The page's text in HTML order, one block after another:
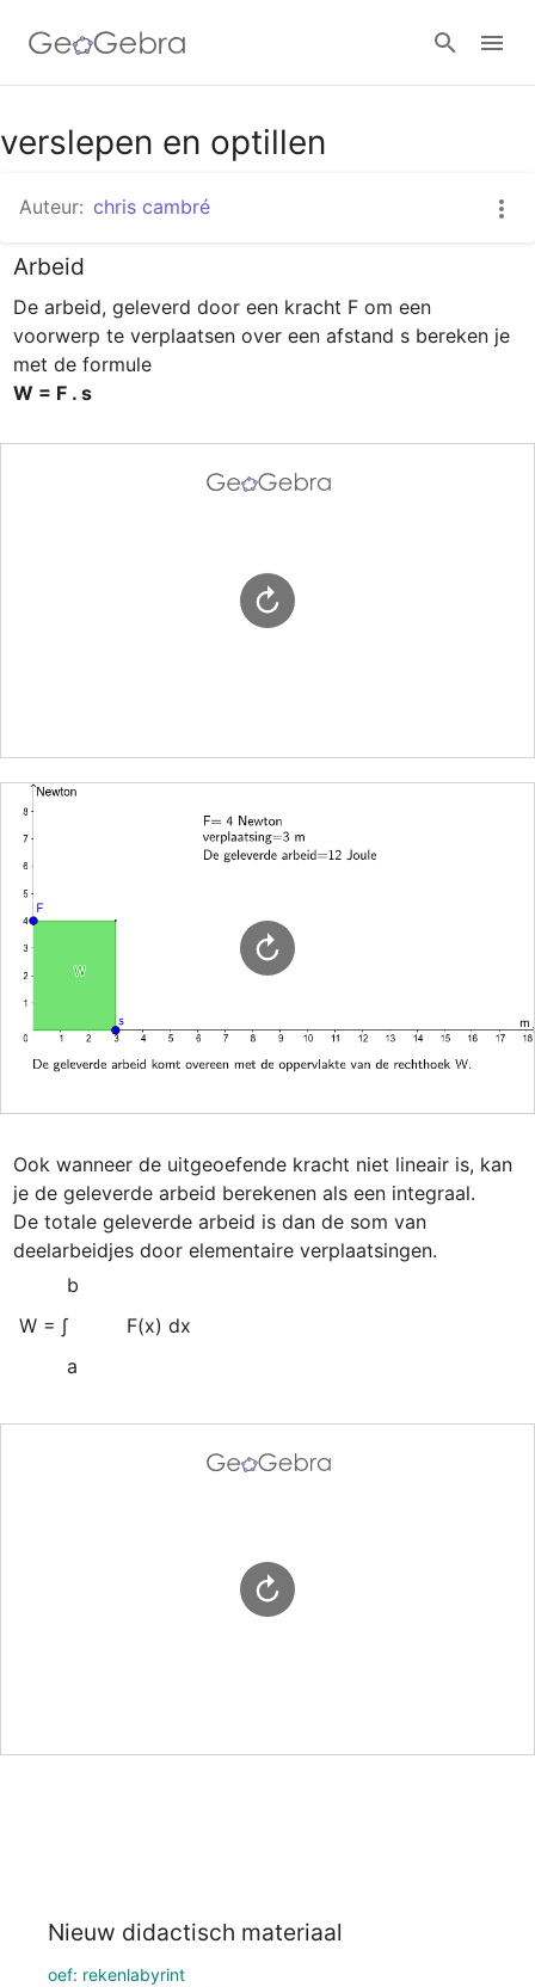
Google Classroom
GeoGebra Klaslokaal
Aanmelden
verslepen en optillen
Auteur: chris cambré
Arbeid
De arbeid, geleverd door een kracht F om een
voorwerp te verplaatsen over een afstand s bereken je
met de formule
W = F . s
Ook wanneer de uitgeoefende kracht niet lineair is, kan
je de geleverde arbeid berekenen als een integraal.
De totale geleverde arbeid is dan de som van
b
W = ∫
F(x) dx
        a
Nieuw didactisch materiaal
oef: rekenlabyrint